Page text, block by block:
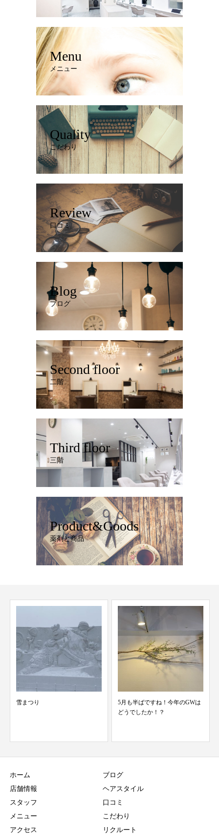
Menu
メニュー
Quality
こだわり
Review
口コミ
Blog
ブログ
Second floor
二階
Third floor
三階
Product&Goods
薬剤と商品
雪まつり
5月も半ばですね！今年のGWは
どうでしたか！？
ホーム
店舗情報
スタッフ
メニュー
アクセス
ブログ
ヘアスタイル
口コミ
こだわり
リクルート